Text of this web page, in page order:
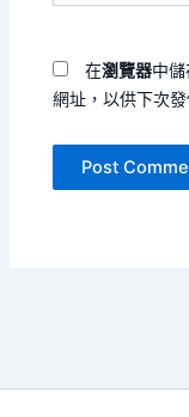
在瀏覽器中
網址，以供下次